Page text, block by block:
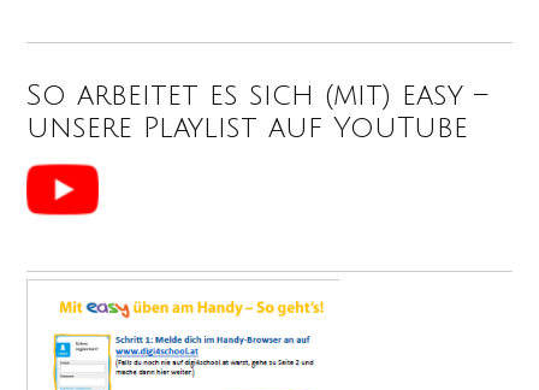
So arbeitet es sich (mit) easy –
unsere Playlist auf YouTube